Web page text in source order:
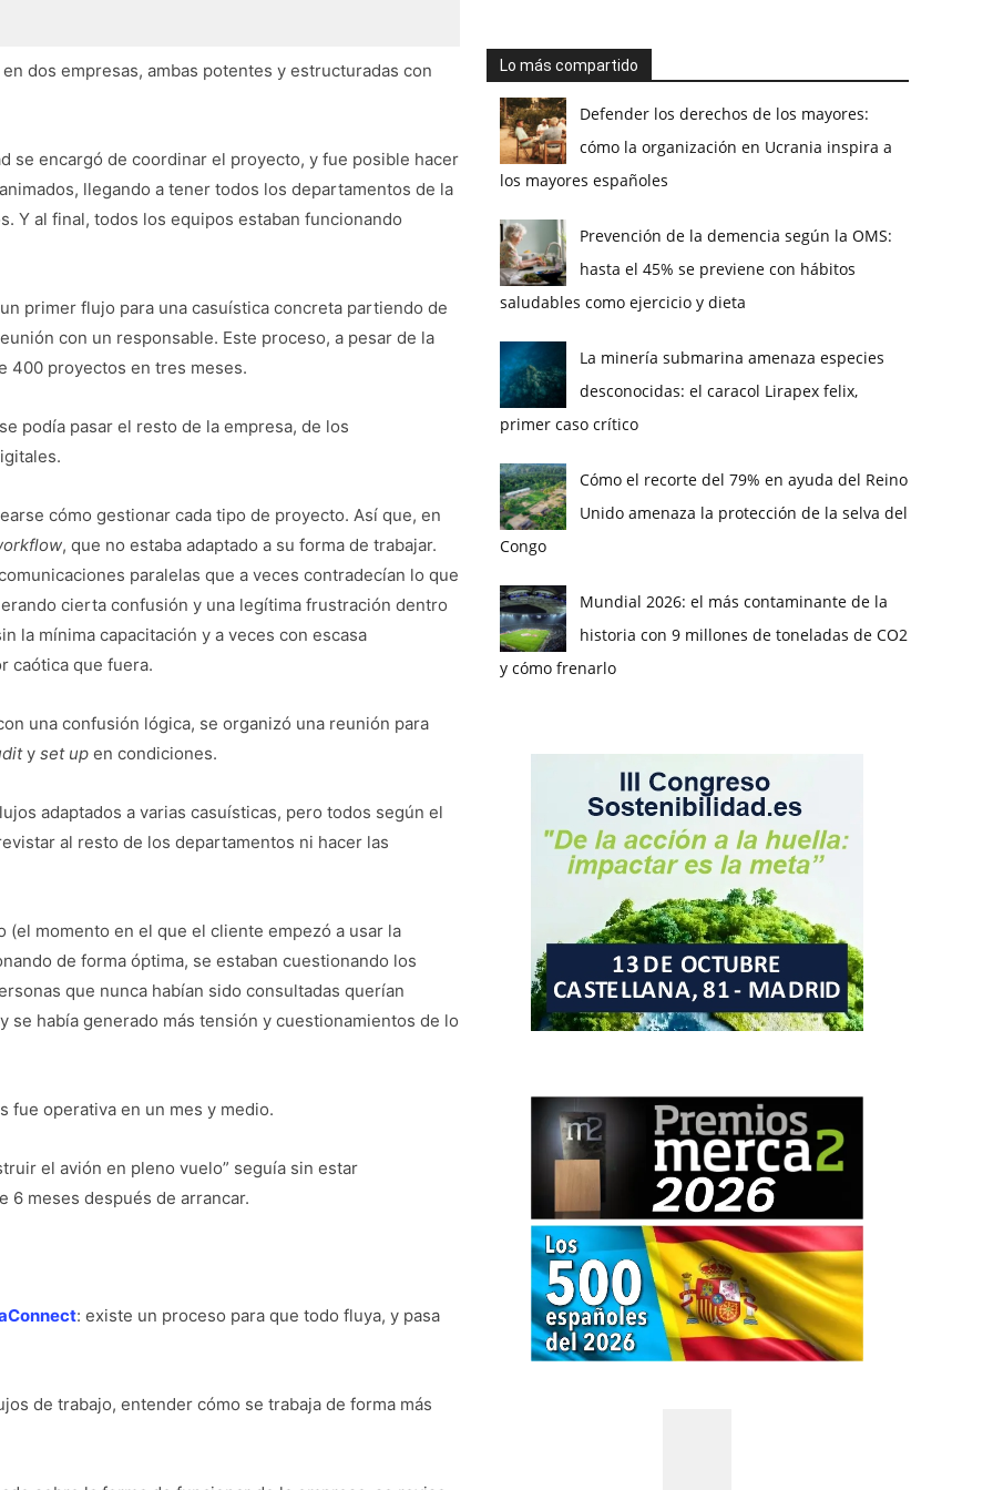
en dos empresas, ambas potentes y estructuradas con
se encargó de coordinar el proyecto, y fue posible hacer
llegando a tener todos los departamentos de la
Y al final, todos los equipos estaban funcionando
primer flujo para una casuística concreta partiendo de
con un responsable. Este proceso, a pesar de la
400 proyectos en tres meses.
podía pasar el resto de la empresa, de los
cómo gestionar cada tipo de proyecto. Así que, en
, que no estaba adaptado a su forma de trabajar.
paralelas que a veces contradecían lo que
cierta confusión y una legítima frustración dentro
la mínima capacitación y a veces con escasa
caótica que fuera.
una confusión lógica, se organizó una reunión para
y set up en condiciones.
adaptados a varias casuísticas, pero todos según el
al resto de los departamentos ni hacer las
(el momento en el que el cliente empezó a usar la
de forma óptima, se estaban cuestionando los
que nunca habían sido consultadas querían
se había generado más tensión y cuestionamientos de lo
fue operativa en un mes y medio.
el avión en pleno vuelo” seguía sin estar
6 meses después de arrancar.
: existe un proceso para que todo fluya, y pasa
de trabajo, entender cómo se trabaja de forma más
Lo más compartido
Defender los derechos de los mayores:
cómo la organización en Ucrania inspira a
los mayores españoles
Prevención de la demencia según la OMS:
hasta el 45% se previene con hábitos
saludables como ejercicio y dieta
La minería submarina amenaza especies
desconocidas: el caracol Lirapex felix,
primer caso crítico
Cómo el recorte del 79% en ayuda del Reino
Unido amenaza la protección de la selva del
Congo
Mundial 2026: el más contaminante de la
historia con 9 millones de toneladas de CO2
y cómo frenarlo